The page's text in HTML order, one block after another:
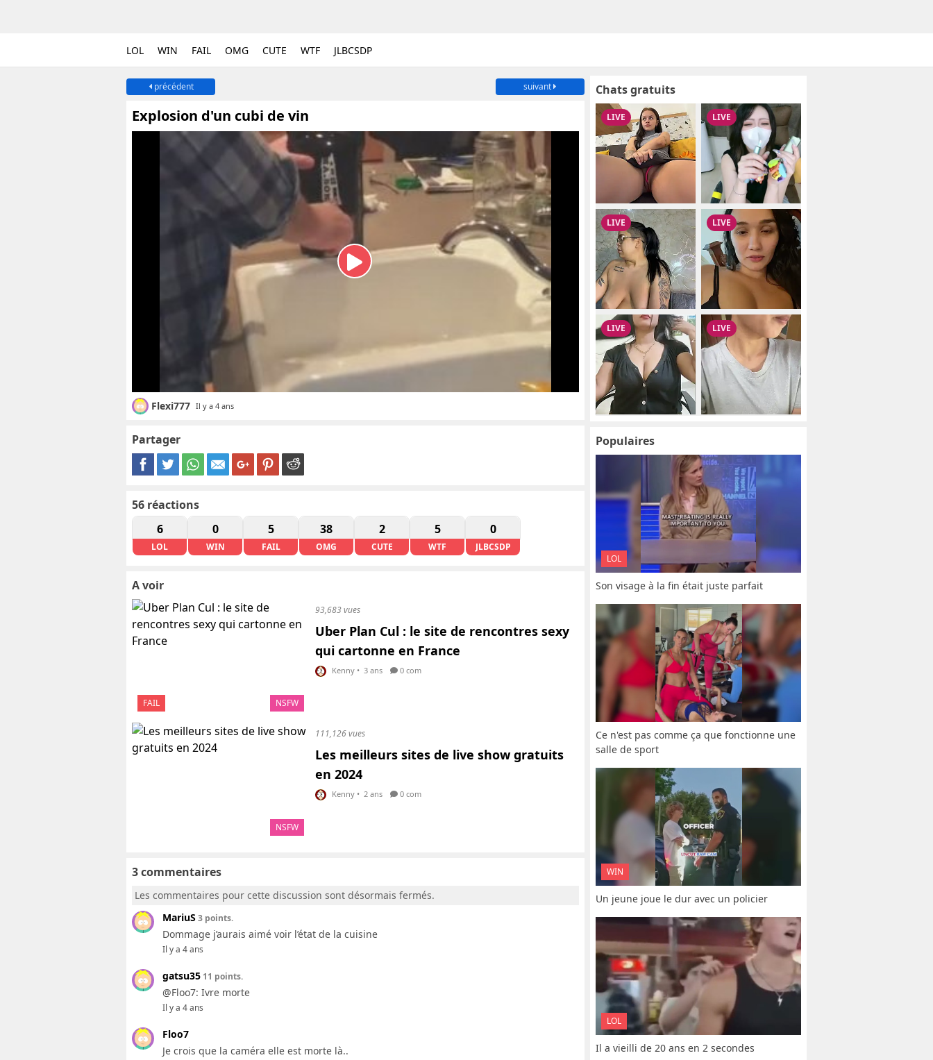
LOL WIN FAIL OMG CUTE WTF JLBCSDP
précédent suivant
Explosion d'un cubi de vin
Flexi777 Il y a 4 ans
Partager
56 réactions
6
LOL
0
WIN
5
FAIL
38
OMG
2
CUTE
5
WTF
0
JLBCSDP
A voir
FAIL NSFW
93,683 vues
Uber Plan Cul : le site de rencontres sexy
qui cartonne en France
Kenny • 3 ans 0 com
NSFW
111,126 vues
Les meilleurs sites de live show gratuits
en 2024
Kenny • 2 ans 0 com
3 commentaires
Les commentaires pour cette discussion sont désormais fermés.
MariuS 3 points.
Dommage j’aurais aimé voir l’état de la cuisine
Il y a 4 ans
gatsu35 11 points.
@Floo7: Ivre morte
Il y a 4 ans
Floo7
Je crois que la caméra elle est morte là..
Chats gratuits
Populaires
LOL
Son visage à la fin était juste parfait
Ce n'est pas comme ça que fonctionne une
salle de sport
WIN
Un jeune joue le dur avec un policier
LOL
Il a vieilli de 20 ans en 2 secondes